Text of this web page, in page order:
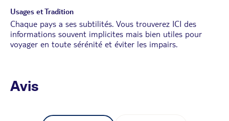
Usages et Tradition
Chaque pays a ses subtilités. Vous trouverez ICI des
informations souvent implicites mais bien utiles pour
voyager en toute sérénité et éviter les impairs.
Avis